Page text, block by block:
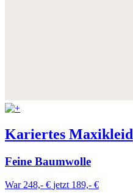
Kariertes Maxikleid
Feine Baumwolle
War 248,- € jetzt 189,- €